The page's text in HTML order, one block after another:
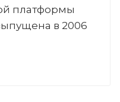
платформы
в 2006